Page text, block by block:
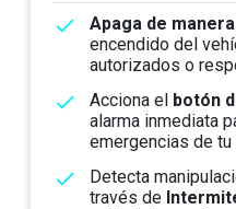
Apaga de
encendido del
autorizados o
Acciona el botón
alarma inmediata
emergencias de tu
Detecta
través de